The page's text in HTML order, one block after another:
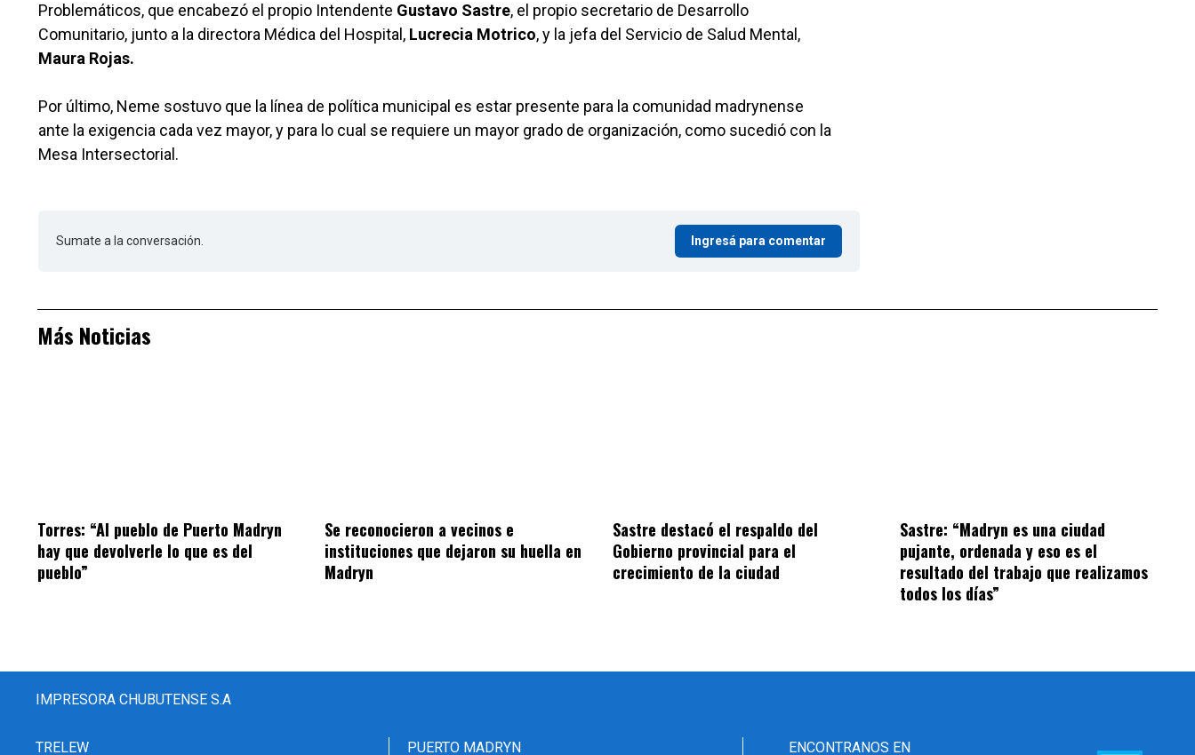
Problemáticos, que encabezó el propio Intendente Gustavo Sastre, el propio secretario de Desarrollo
Comunitario, junto a la directora Médica del Hospital, Lucrecia Motrico, y la jefa del Servicio de Salud Mental,
Maura Rojas.
Por último, Neme sostuvo que la línea de política municipal es estar presente para la comunidad madrynense
ante la exigencia cada vez mayor, y para lo cual se requiere un mayor grado de organización, como sucedió con la
Mesa Intersectorial.
Sumate a la conversación. Ingresá para comentar
Más Noticias
Torres: “Al pueblo de Puerto Madryn
hay que devolverle lo que es del
pueblo”
Se reconocieron a vecinos e
instituciones que dejaron su huella en
Madryn
Sastre destacó el respaldo del
Gobierno provincial para el
crecimiento de la ciudad
Sastre: “Madryn es una ciudad
pujante, ordenada y eso es el
resultado del trabajo que realizamos
todos los días”
IMPRESORA CHUBUTENSE S.A
TRELEW PUERTO MADRYN ENCONTRANOS EN